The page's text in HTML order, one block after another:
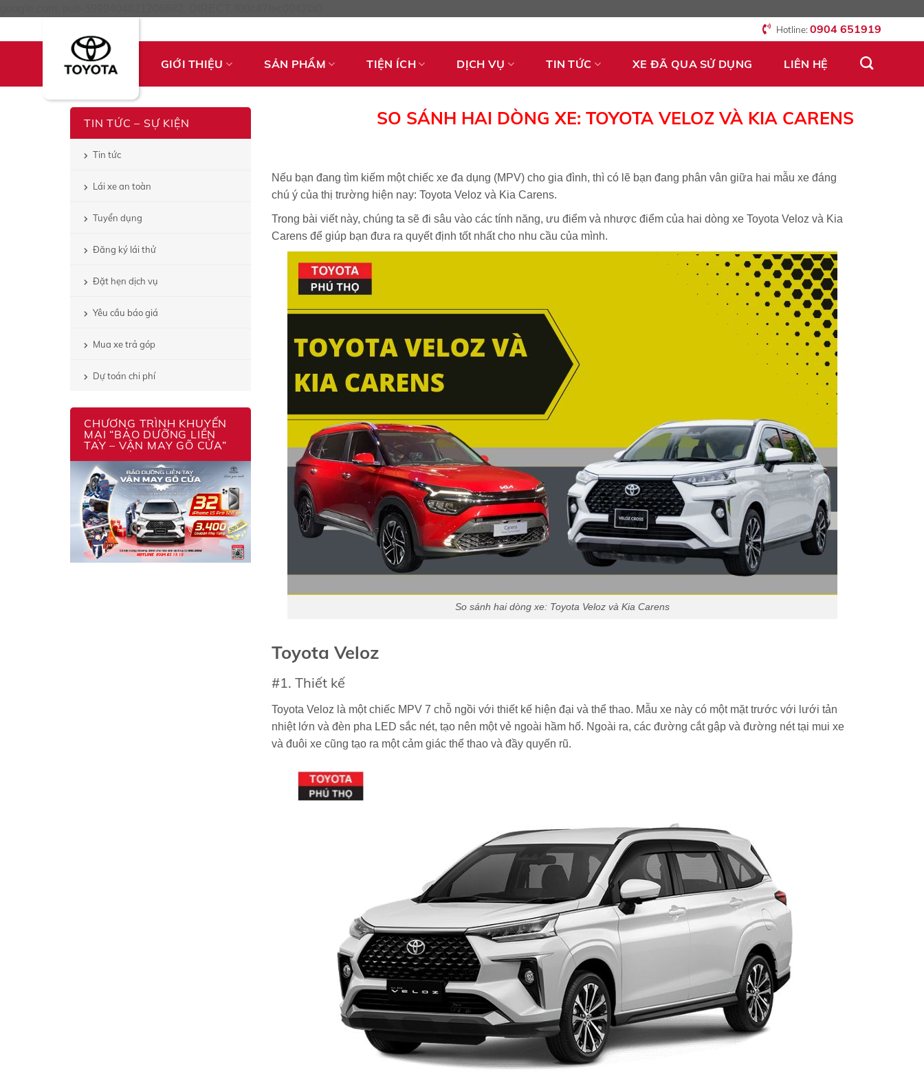
content
Hotline:0904 651919
GIỚI THIỆU SẢN PHẨM TIỆN ÍCH DỊCH VỤ TIN TỨC XE ĐÃ QUA SỬ DỤNG LIÊN HỆ
TIN TỨC – SỰ KIỆN
Tin tức
Lái xe an toàn
Tuyển dụng
Đăng ký lái thử
Đặt hẹn dịch vụ
Yêu cầu báo giá
Mua xe trả góp
Dự toán chi phí
CHƯƠNG TRÌNH KHUYẾN
MẠI “BẢO DƯỠNG LIỀN
TAY – VẬN MAY GÕ CỬA”
SO SÁNH HAI DÒNG XE: TOYOTA VELOZ VÀ KIA CARENS
Nếu bạn đang tìm kiếm một chiếc xe đa dụng (MPV) cho gia đình, thì có lẽ bạn đang phân vân giữa hai mẫu xe đáng
chú ý của thị trường hiện nay: Toyota Veloz và Kia Carens.
Trong bài viết này, chúng ta sẽ đi sâu vào các tính năng, ưu điểm và nhược điểm của hai dòng xe Toyota Veloz và Kia
Carensđể giúp bạn đưa ra quyết định tốt nhất cho nhu cầu của mình.
So sánh hai dòng xe: Toyota Veloz và Kia Carens
Toyota Veloz
#1. Thiết kế
Toyota Veloz là một chiếc MPV 7 chỗ ngồi với thiết kế hiện đại và thể thao. Mẫu xe này có một mặt trước với lưới tản
nhiệt lớn và đèn pha LED sắc nét, tạo nên một vẻ ngoài hầm hố. Ngoài ra, các đường cắt gập và đường nét tại mui xe
và đuôi xe cũng tạo ra một cảm giác thể thao và đầy quyến rũ.